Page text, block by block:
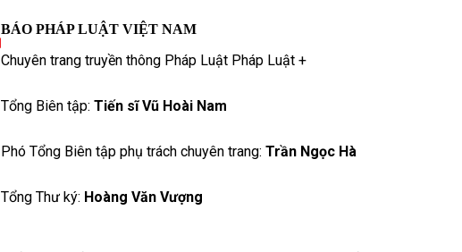
BÁO PHÁP LUẬT VIỆT NAM
Chuyên trang truyền thông Pháp Luật Pháp Luật +
Tổng Biên tập: Tiến sĩ Vũ Hoài Nam
Phó Tổng Biên tập phụ trách chuyên trang: Trần Ngọc Hà
Tổng Thư ký: Hoàng Văn Vượng